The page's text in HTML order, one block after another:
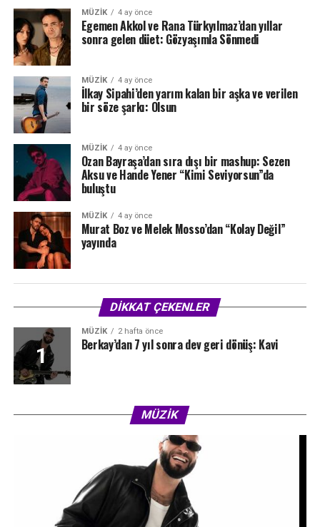
MÜZIK 4 ay önce
Egemen Akkol ve Rana Türkyılmaz’dan yıllar
sonra gelen düet: Gözyaşımla Sönmedi
MÜZIK 4 ay önce
İlkay Sipahi’den yarım kalan bir aşka ve verilen
bir söze şarkı: Olsun
MÜZIK 4 ay önce
Ozan Bayraşa’dan sıra dışı bir mashup: Sezen
Aksu ve Hande Yener “Kimi Seviyorsun”da
buluştu
MÜZIK 4 ay önce
Murat Boz ve Melek Mosso’dan “Kolay Değil”
yayında
DİKKAT ÇEKENLER
MÜZIK 2 hafta önce
Berkay’dan 7 yıl sonra dev geri dönüş: Kavi
MÜZIK